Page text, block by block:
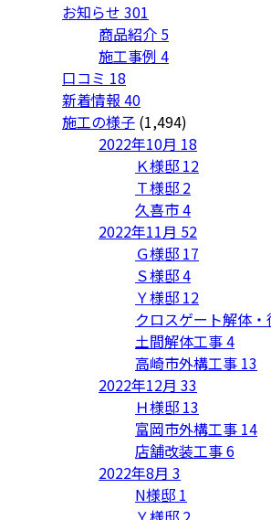
お知らせ 301
商品紹介 5
施工事例 4
口コミ 18
新着情報 40
施工の様子 (1,494)
2022年10月 18
Ｋ様邸 12
Ｔ様邸 2
久喜市4
2022年11月 52
Ｇ様邸 17
Ｓ様邸4
Ｙ様邸 12
クロスゲート解体
土間解体工事4
高崎市外構工事 13
2022年12月 33
Ｈ様邸 13
富岡市外構工事 14
店舗改装工事6
2022年8月 3
N様邸 1